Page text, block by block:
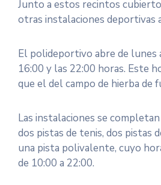
Junto a estos recintos
otras instalaciones deportivas
El polideportivo abre de lunes
16:00 y las 22:00 horas. Este
que el del campo de hierba de
Las instalaciones se
dos pistas de tenis, dos pistas
una pista polivalente, cuyo
de 10:00 a 22:00.